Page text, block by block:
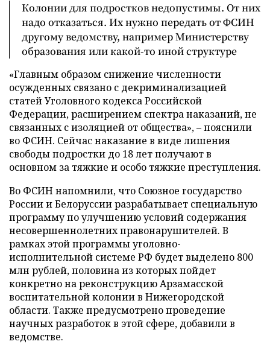
Колонии для подростков недопустимы. От них
надо отказаться. Их нужно передать от ФСИН
другому ведомству, например Министерству
образования или какой-то иной структуре
«Главным образом снижение численности
осужденных связано с декриминализацией
статей Уголовного кодекса Российской
Федерации, расширением спектра наказаний, не
связанных с изоляцией от общества», – пояснили
во ФСИН. Сейчас наказание в виде лишения
свободы подростки до 18 лет получают в
основном за тяжкие и особо тяжкие преступления.
Во ФСИН напомнили, что Союзное государство
России и Белоруссии разрабатывает специальную
программу по улучшению условий содержания
несовершеннолетних правонарушителей. В
рамках этой программы уголовно-
исполнительной системе РФ будет выделено 800
млн рублей, половина из которых пойдет
конкретно на реконструкцию Арзамасской
воспитательной колонии в Нижегородской
области. Также предусмотрено проведение
научных разработок в этой сфере, добавили в
ведомстве.